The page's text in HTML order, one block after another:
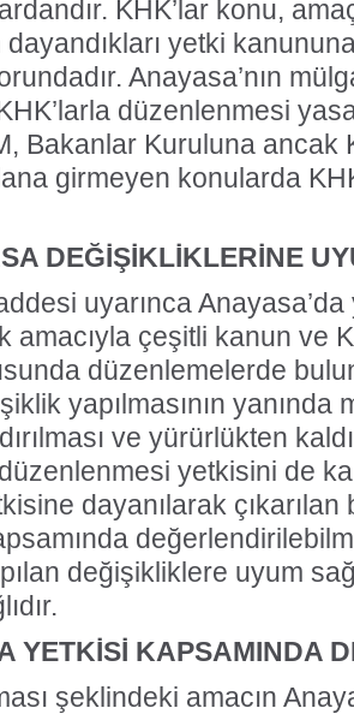
KHK’lar konu,
yetki
Anayasa’nın
düzenlenmesi
Bakanlar Kuruluna ancak
girmeyen konularda
DEĞİŞİKLİKLERİNE
uyarınca
amacıyla çeşitli kanun ve
düzenlemelerde
yapılmasının yanında
ve yürürlükten
yetkisini de
dayanılarak çıkarılan
değişikliklere uyum
YETKİSİ KAPSAMINDA
şeklindeki amacın